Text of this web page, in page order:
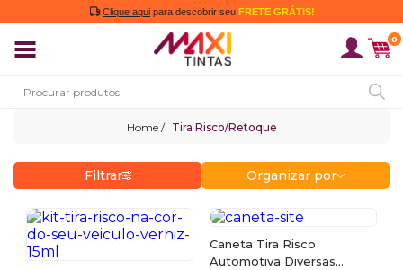
Clique aqui para descobrir seu FRETE GRÁTIS!
0
Tira Risco/Retoque
Organizar por
Filtrar
Caneta Tira Risco
Automotiva Diversas